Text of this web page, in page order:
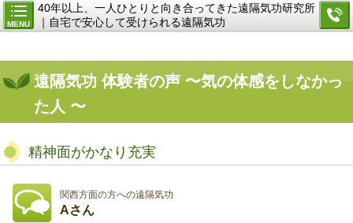
MENU
40年以上、一人ひとりと向き合ってきた遠隔気功研究所
｜自宅で安心して受けられる遠隔気功
遠隔気功 体験者の声 〜気の体感をしなかっ
た人 〜
精神面がかなり充実
関西方面の方への遠隔気功
Aさん